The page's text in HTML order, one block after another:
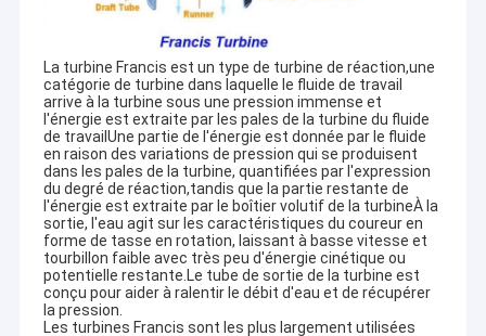
La turbine Francis est un type de turbine de réaction,une
catégorie de turbine dans laquelle le fluide de travail
arrive à la turbine sous une pression immense et
l'énergie est extraite par les pales de la turbine du fluide
de travailUne partie de l'énergie est donnée par le fluide
en raison des variations de pression qui se produisent
dans les pales de la turbine, quantifiées par l'expression
du degré de réaction,tandis que la partie restante de
l'énergie est extraite par le boîtier volutif de la turbineÀ la
sortie, l'eau agit sur les caractéristiques du coureur en
forme de tasse en rotation, laissant à basse vitesse et
tourbillon faible avec très peu d'énergie cinétique ou
potentielle restante.Le tube de sortie de la turbine est
conçu pour aider à ralentir le débit d'eau et de récupérer
la pression.
Les turbines Francis sont les plus largement utilisées